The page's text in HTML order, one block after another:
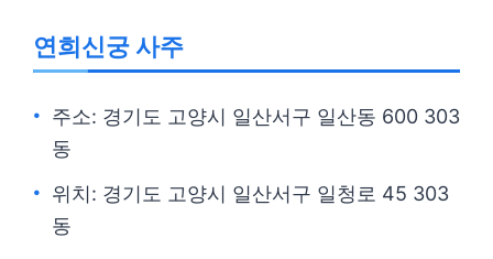
연희신궁 사주
주소: 경기도 고양시 일산서구 일산동 600 303
동
위치: 경기도 고양시 일산서구 일청로 45 303
동